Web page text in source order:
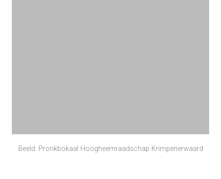
Beeld: Pronkbokaal Hoogheemraadschap Krimpenerwaard